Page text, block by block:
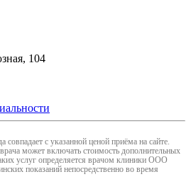
104
совпадает с указанной ценой приёма на сайте.
может включать стоимость дополнительных
услуг определяется врачом клиники ООО
показаний непосредственно во время